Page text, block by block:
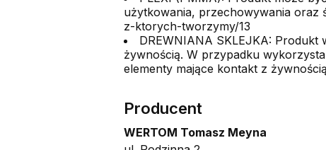
użytkowania, przechowywania oraz
z-ktorych-tworzymy/13
DREWNIANA SKLEJKA:
żywnością. W przypadku
elementy mające kontakt z
Producent
WERTOM Tomasz Meyna